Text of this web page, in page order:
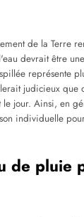
de la Terre
devrait être
représente
judicieux que
jour. Ainsi, en
individuelle
de pluie